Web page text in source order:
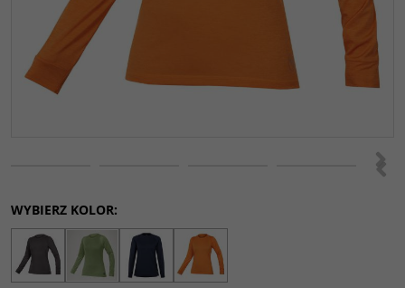
<
WYBIERZ KOLOR: